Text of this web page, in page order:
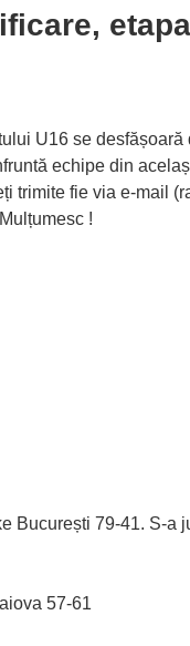
U16 se
echipe din
trimite fie via e-mail
!
București 79-41. S-a
57-61